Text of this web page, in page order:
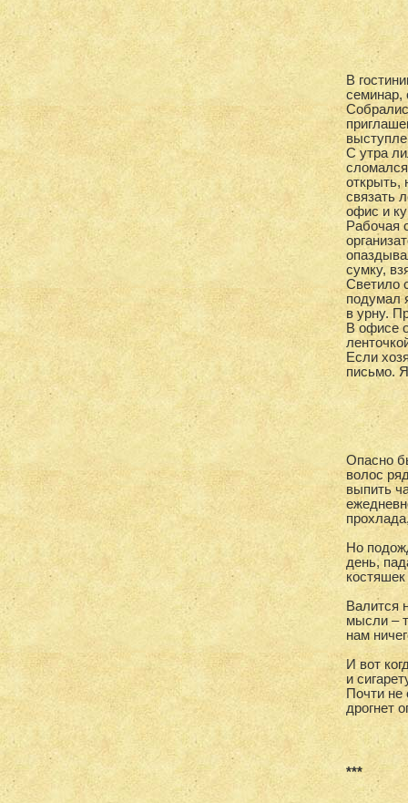
В
семинар,
С утра
открыть,
связать
офис и
Рабочая
сумку,
Светило
подумал
в урну.
В офисе
Если
письмо.
Опасно
волос
выпить
Но
день,
Валится
мысли –
нам
И вот
и
Почти
дрогнет
***